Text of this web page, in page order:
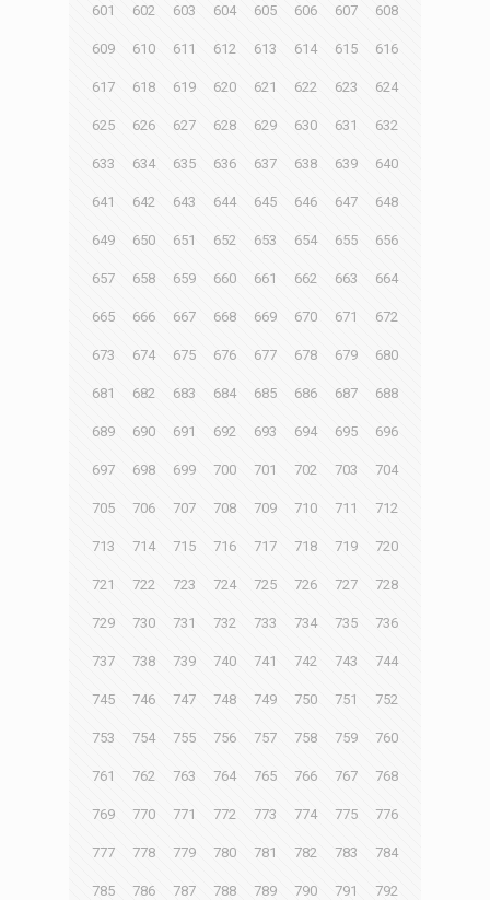
601 602 603 604 605 606 607 608
609 610 611 612 613 614 615 616
617 618 619 620 621 622 623 624
625 626 627 628 629 630 631 632
633 634 635 636 637 638 639 640
641 642 643 644 645 646 647 648
649 650 651 652 653 654 655 656
657 658 659 660 661 662 663 664
665 666 667 668 669 670 671 672
673 674 675 676 677 678 679 680
681 682 683 684 685 686 687 688
689 690 691 692 693 694 695 696
697 698 699 700 701 702 703 704
705 706 707 708 709 710 711 712
713 714 715 716 717 718 719 720
721 722 723 724 725 726 727 728
729 730 731 732 733 734 735 736
737 738 739 740 741 742 743 744
745 746 747 748 749 750 751 752
753 754 755 756 757 758 759 760
761 762 763 764 765 766 767 768
769 770 771 772 773 774 775 776
777 778 779 780 781 782 783 784
785 786 787 788 789 790 791 792